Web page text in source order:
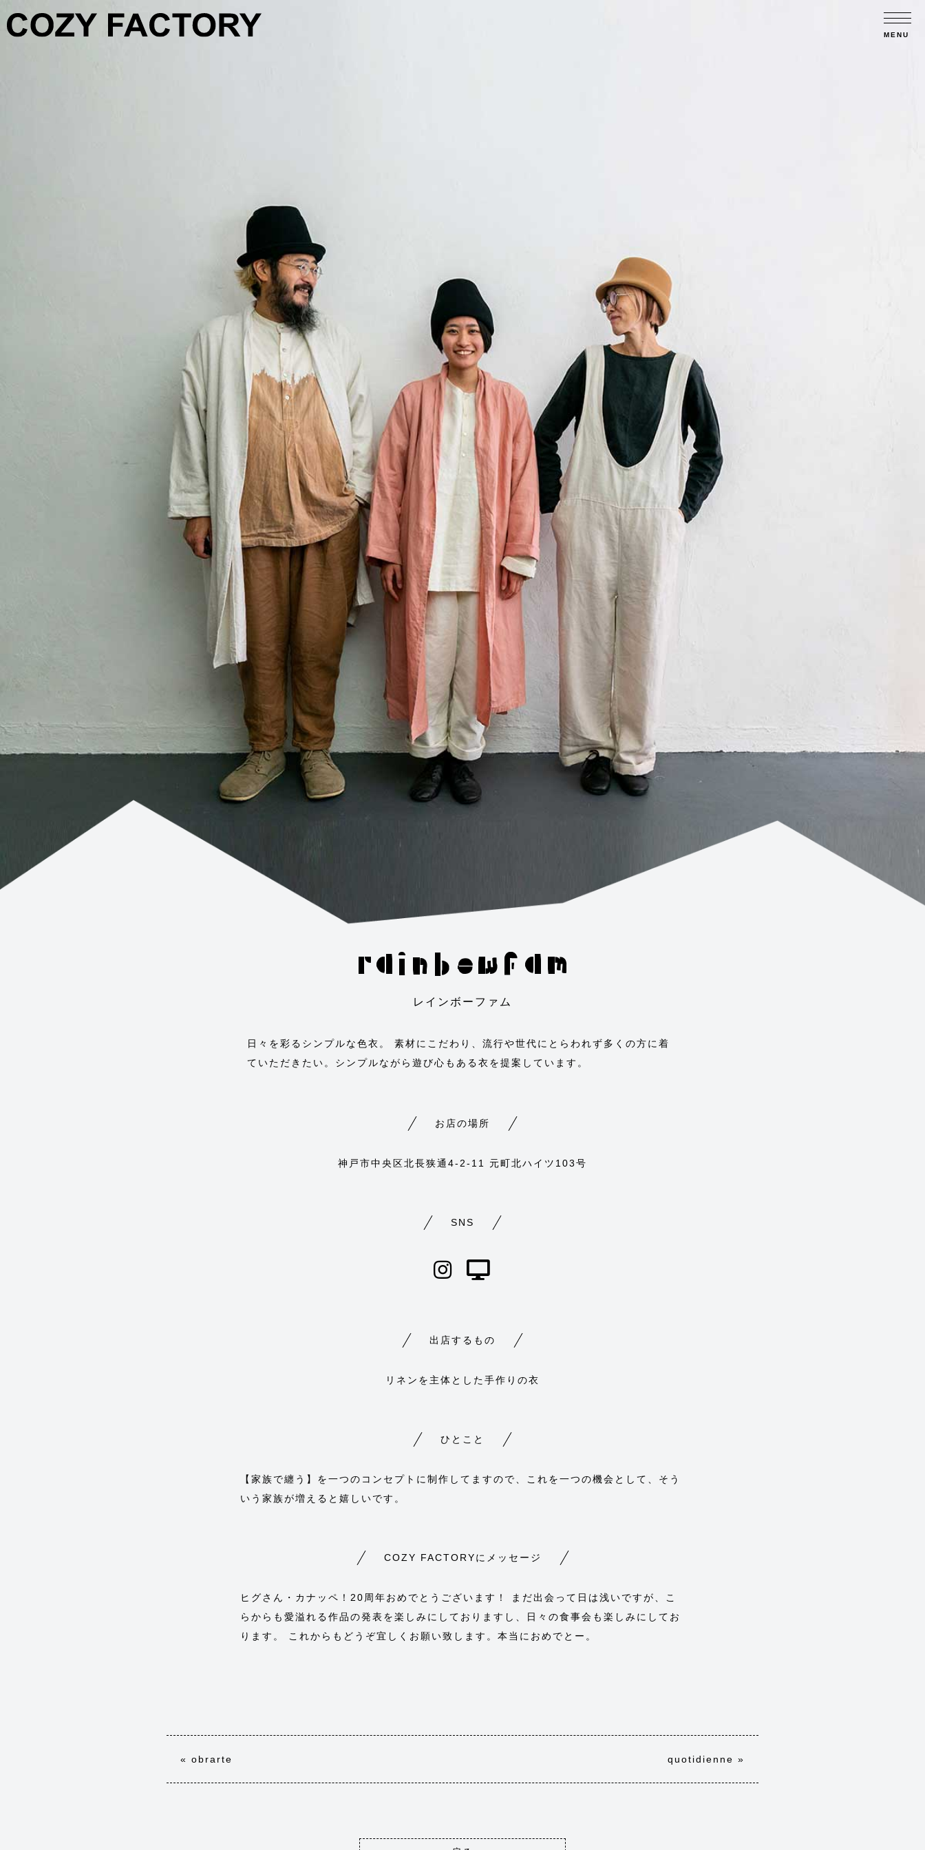
rainbowfam
レインボーファム
日々を彩るシンプルな色衣。 素材にこだわり、流行や世代にとらわれず多くの方に着
ていただきたい。シンプルながら遊び心もある衣を提案しています。
お店の場所
神戸市中央区北長狭通4-2-11 元町北ハイツ103号
SNS
出店するもの
リネンを主体とした手作りの衣
ひとこと
【家族で纏う】を一つのコンセプトに制作してますので、これを一つの機会として、そう
いう家族が増えると嬉しいです。
COZY FACTORYにメッセージ
ヒグさん・カナッペ！20周年おめでとうございます！ まだ出会って日は浅いですが、こ
らからも愛溢れる作品の発表を楽しみにしておりますし、日々の食事会も楽しみにしてお
ります。 これからもどうぞ宜しくお願い致します。本当におめでとー。
« obrarte quotidienne »